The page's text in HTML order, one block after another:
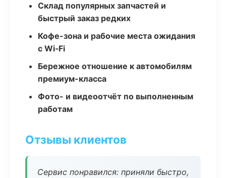
Склад популярных запчастей и
быстрый заказ редких
Кофе-зона и рабочие места ожидания
с Wi‑Fi
Бережное отношение к автомобилям
премиум-класса
Фото- и видеоотчёт по выполненным
работам
Отзывы клиентов
Сервис понравился: приняли быстро,